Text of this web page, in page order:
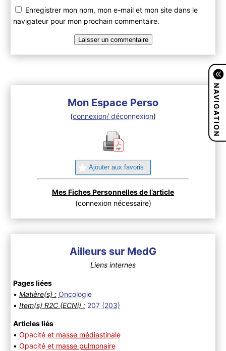
Enregistrer mon nom, mon e-mail et mon site dans le
navigateur pour mon prochain commentaire.
Mon Espace Perso
(connexion/ déconnexion)
Ajouter aux favoris
Mes Fiches Personnelles de l’article
(connexion nécessaire)
Ailleurs sur MedG
Liens internes
Pages liées
• Matière(s) : Oncologie
• Item(s) R2C (ECNi) : 207 (203)
Articles liés
• Opacité et masse médiastinale
• Opacité et masse pulmonaire
NAVIGATION